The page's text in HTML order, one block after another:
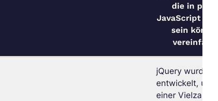
die in
JavaScript
sein
jQuery wurde
entwickelt, um
einer Vielzahl